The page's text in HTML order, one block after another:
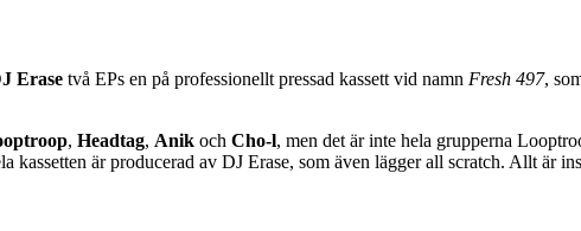
Erase två EPs en på professionellt pressad kassett vid namn Fresh 497,
, Headtag, Anik och Cho-l, men det är inte hela grupperna
kassetten är producerad av DJ Erase, som även lägger all scratch. Allt är